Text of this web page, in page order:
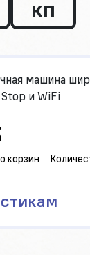
КП
машина
и WiFi
корзин